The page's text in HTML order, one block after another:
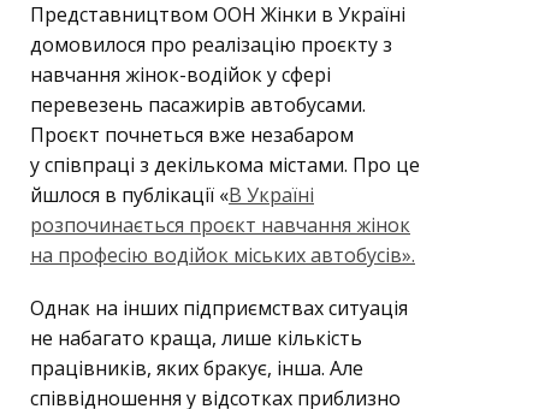
Представництвом ООН Жінки в Україні
домовилося про реалізацію проєкту з
навчання жінок-водійок у сфері
перевезень пасажирів автобусами.
Проєкт почнеться вже незабаром
у співпраці з декількома містами. Про це
йшлося в публікації «В Україні
розпочинається проєкт навчання жінок
на професію водійок міських автобусів».
Однак на інших підприємствах ситуація
не набагато краща, лише кількість
працівників, яких бракує, інша. Але
співвідношення у відсотках приблизно